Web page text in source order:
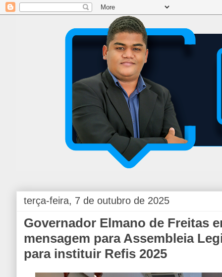
terça-feira, 7 de outubro de 2025
Governador Elmano de Freitas
mensagem para Assembleia
para instituir Refis 2025